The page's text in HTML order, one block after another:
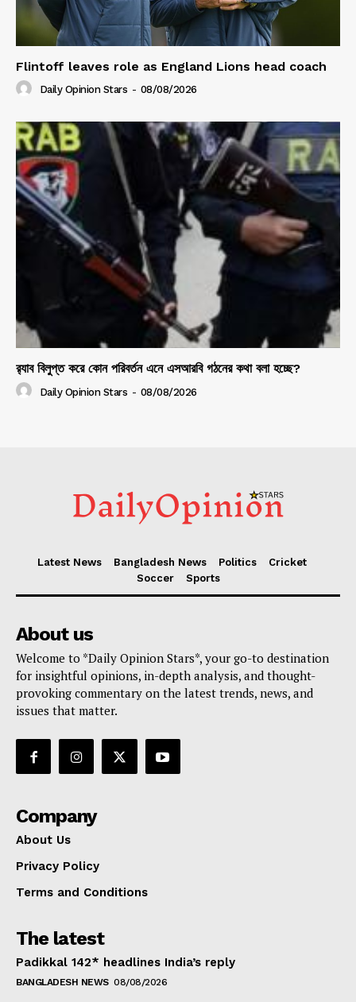
Flintoff leaves role as England Lions head coach
Daily Opinion Stars - 08/08/2026
র‍্যাব বিলুপ্ত করে কোন পরিবর্তন এনে এসআরবি গঠনের কথা বলা হচ্ছে?
Daily Opinion Stars - 08/08/2026
Latest News Bangladesh News Politics
Cricket
Soccer
Sports
About us
Welcome to *Daily Opinion Stars*, your go-to destination
for insightful opinions, in-depth analysis, and thought-
provoking commentary on the latest trends, news, and
issues that matter.
Company
About Us
Privacy Policy
Terms and Conditions
The latest
Padikkal 142* headlines India’s reply
BANGLADESH NEWS 08/08/2026